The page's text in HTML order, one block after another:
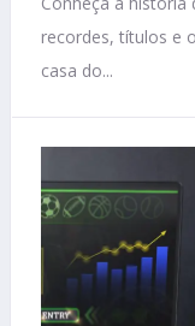
recordes, títulos e
casa do...